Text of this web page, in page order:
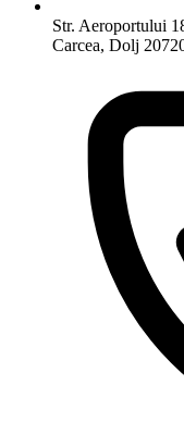
Str. Aeroportului
Carcea, Dolj